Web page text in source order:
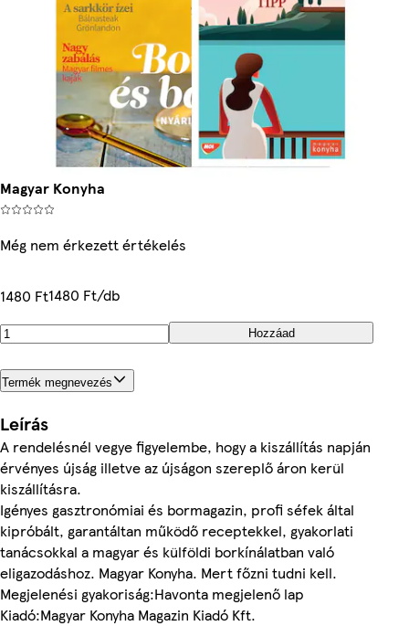
Magyar Konyha
Még nem érkezett értékelés
1480 Ft1480 Ft/db
Hozzáad
Termék megnevezés
Leírás
A rendelésnél vegye figyelembe, hogy a kiszállítás napján
érvényes újság illetve az újságon szereplő áron kerül
kiszállításra.
Igényes gasztronómiai és bormagazin, profi séfek által
kipróbált, garantáltan működő receptekkel, gyakorlati
tanácsokkal a magyar és külföldi borkínálatban való
eligazodáshoz. Magyar Konyha. Mert főzni tudni kell.
Megjelenési gyakoriság:Havonta megjelenő lap
Kiadó:Magyar Konyha Magazin Kiadó Kft.